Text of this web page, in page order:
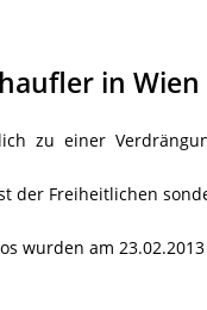
in Wien
zu einer
der Freiheitlichen
wurden am